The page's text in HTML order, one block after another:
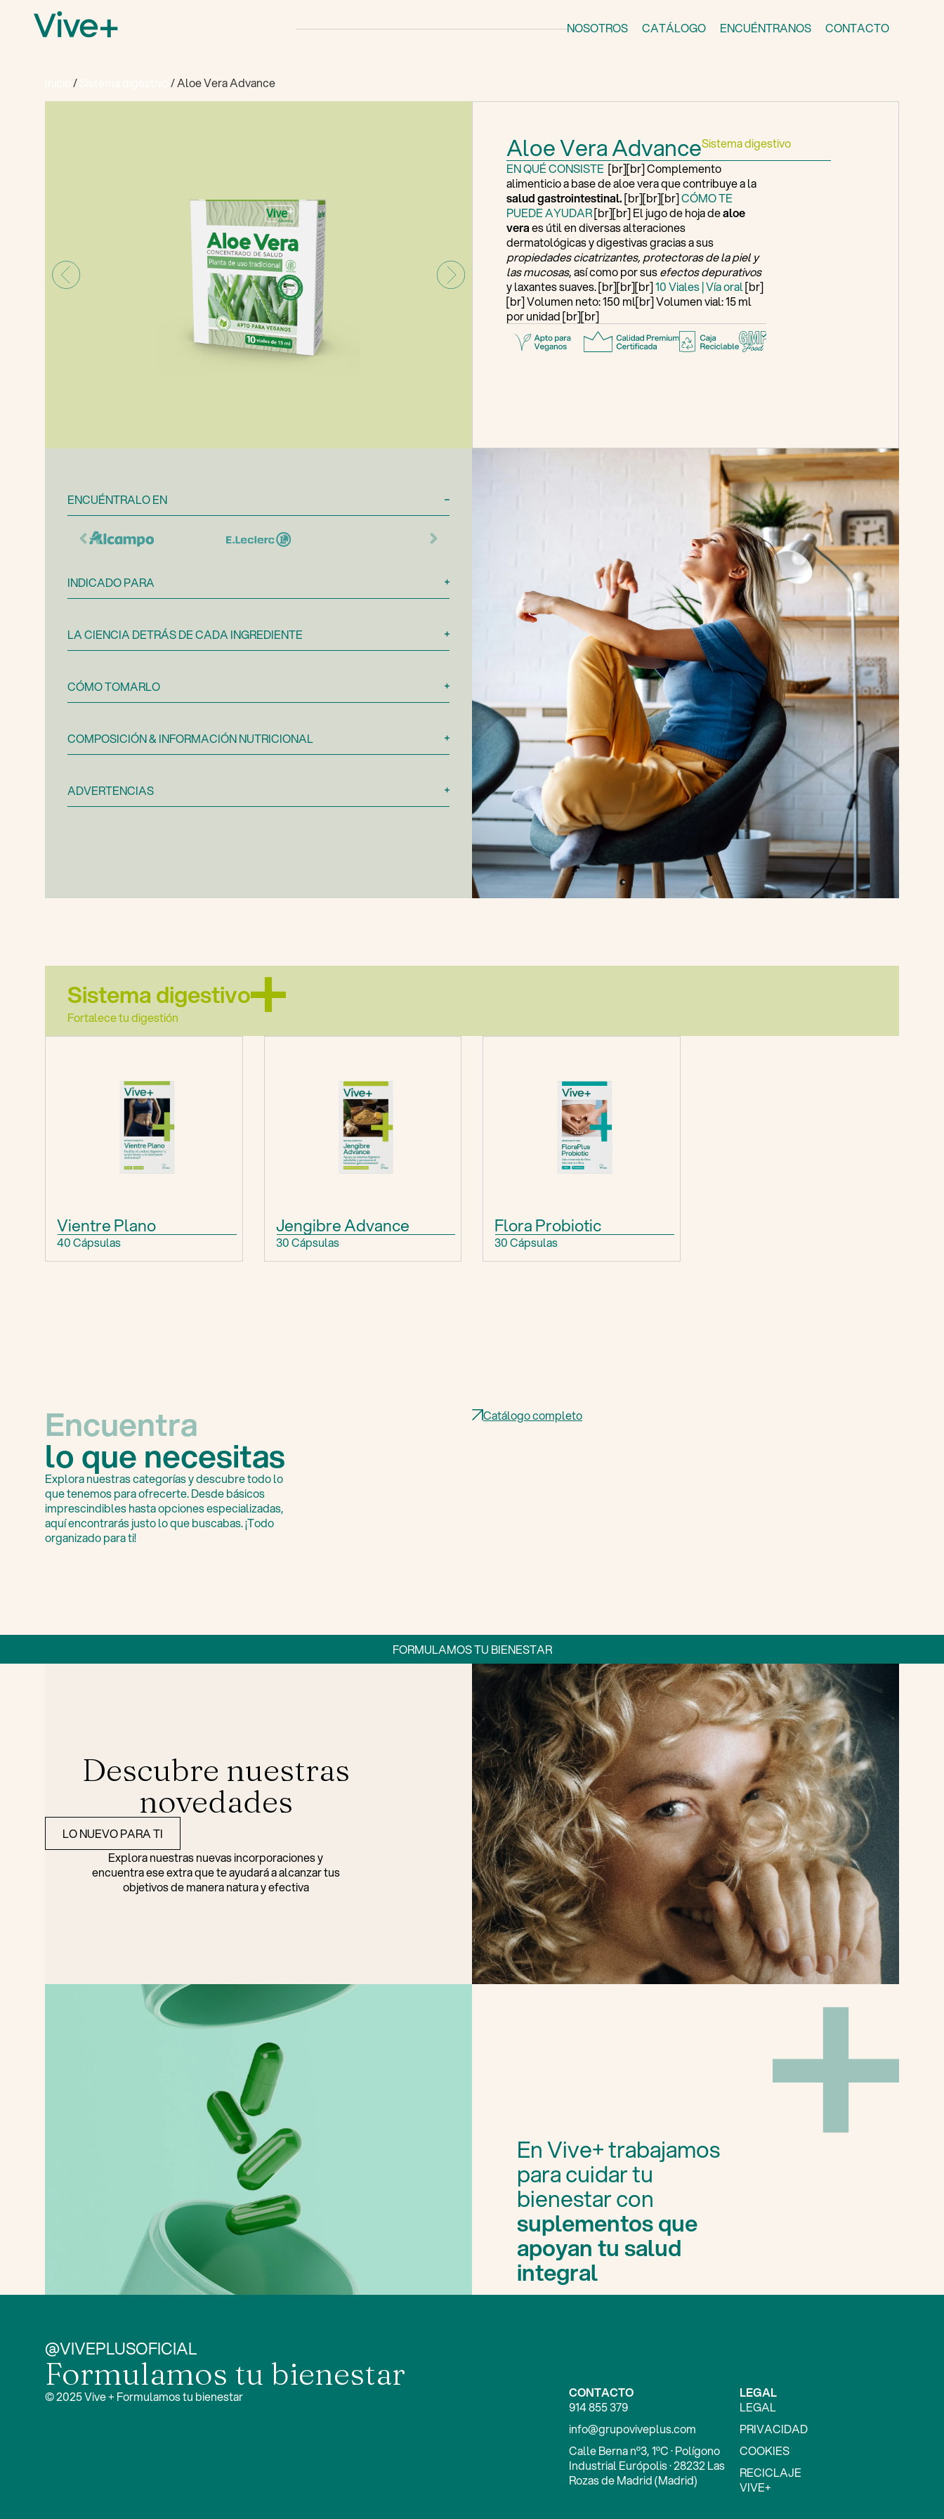
NOSOTROS CATÁLOGO ENCUÉNTRANOS CONTACTO
/ / Aloe Vera Advance
Aloe Vera AdvanceSistema digestivo
EN QUÉ CONSISTE [br][br] Complemento
alimenticio a base de aloe vera que contribuye a la
salud gastrointestinal.[br][br][br]CÓMO TE
PUEDE AYUDAR[br][br] El jugo de hoja dealoe
veraes útil en diversas alteraciones
dermatológicas y digestivas gracias a sus
propiedades cicatrizantes, protectoras de la piel y
las mucosas, así como por susefectos depurativos
y laxantes suaves. [br][br][br]10 Viales | Vía oral[br]
[br] Volumen neto: 150 ml[br] Volumen vial: 15 ml
por unidad [br][br]
ENCUÉNTRALO EN
INDICADO PARA
LA CIENCIA DETRÁS DE CADA INGREDIENTE
CÓMO TOMARLO
COMPOSICIÓN & INFORMACIÓN NUTRICIONAL
ADVERTENCIAS
Sistema digestivo
Fortalece tu digestión
Vientre Plano
40 Cápsulas
Jengibre Advance
30 Cápsulas
Flora Probiotic
30 Cápsulas
Encuentra
lo que necesitas
Explora nuestras categorías y descubre todo lo
que tenemos para ofrecerte. Desde básicos
imprescindibles hasta opciones especializadas,
aquí encontrarás justo lo que buscabas. ¡Todo
organizado para ti!
Catálogo completo
FORMULAMOS TU BIENESTAR
Descubre nuestras
novedades
LO NUEVO PARA TI
Explora nuestras nuevas incorporaciones y
encuentra ese extra que te ayudará a alcanzar tus
objetivos de manera natura y efectiva
En Vive+ trabajamos
para cuidar tu
bienestar con
suplementos que
apoyan tu salud
integral
@VIVEPLUSOFICIAL
Formulamos tu bienestar
© 2025 Vive + Formulamos tu bienestar
CONTACTO
914 855 379
info@grupoviveplus.com
Calle Berna nº3, 1ºC · Polígono
Industrial Európolis · 28232 Las
Rozas de Madrid (Madrid)
LEGAL
LEGAL
PRIVACIDAD
COOKIES
RECICLAJE
VIVE+